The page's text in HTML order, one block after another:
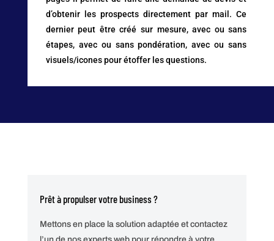
d’obtenir les prospects directement par mail. Ce
dernier peut être créé sur mesure, avec ou sans
étapes, avec ou sans pondération, avec ou sans
visuels/icones pour étoffer les questions.
Prêt à propulser votre business ?
Mettons en place la solution adaptée et contactez